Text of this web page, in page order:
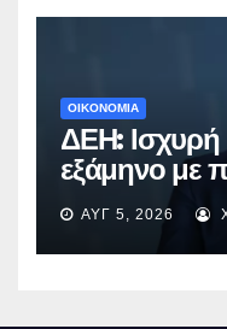
ΟΙΚΟΝΟΜΙΑ
ΔΕΗ: Ισχυρή
εξάμηνο με
EBITDA στα
ΑΥΓ 5, 2026